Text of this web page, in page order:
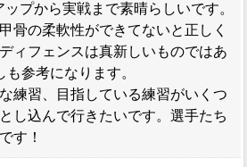
プから実戦まで素晴らしいです。
骨の柔軟性ができてないと正しく
ィフェンスは真新しいものではあ
参考になります。
練習、目指している練習がいくつ
し込んで行きたいです。選手たち
す！